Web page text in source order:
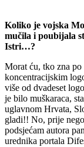
Koliko je vojska
mučila i poubijala
Istri…?
Morat ću, tko zna
koncentracijskim
više od dvadeset
je bilo muškaraca,
uglavnom Hrvata,
gladi!! No, prije
podsjećam autora
urednika portala